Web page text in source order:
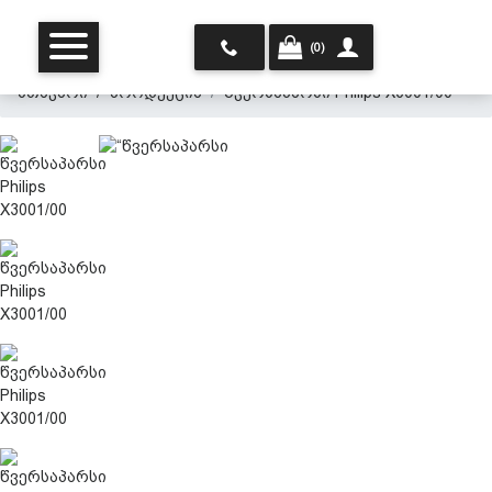
მთავარი
პროდუქცია
პერსონალურ მონაცემთა
(0)
მთავარი პროდუქცია წვერსაპარსი Philips X3001/00